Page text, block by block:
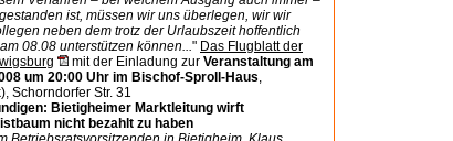
ist, müssen wir uns überlegen, wir wir
neben dem trotz der Urlaubszeit hoffentlich
08.08 unterstützen können..." Das Flugblatt der
mit der Einladung zur Veranstaltung am
um 20:00 Uhr im Bischof-Sproll-Haus,
Schorndorfer Str. 31
Bietigheimer Marktleitung wirft
nicht bezahlt zu haben